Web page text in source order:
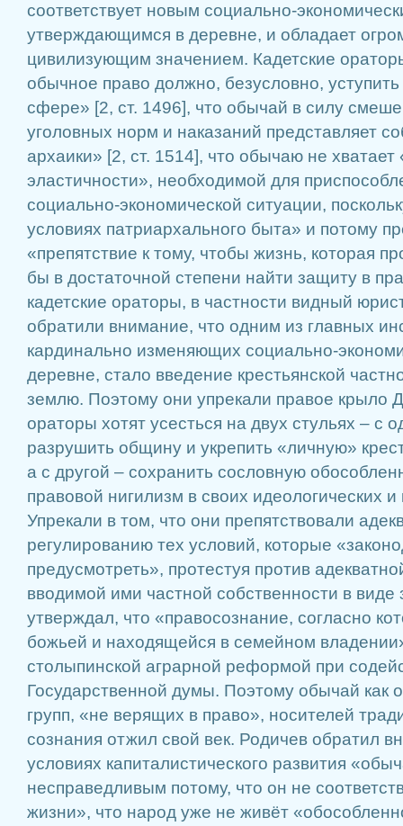
соответствует новым социально-
утверждающимся в деревне, и обладает
цивилизующим значением. Кадетские
обычное право должно, безусловно,
сфере» [2, ст. 1496], что обычай в силу
уголовных норм и наказаний представляет
архаики» [2, ст. 1514], что обычаю не хватает
эластичности», необходимой для
социально-экономической ситуации,
условиях патриархального быта» и потому
«препятствие к тому, чтобы жизнь, которая
бы в достаточной степени найти защиту в
кадетские ораторы, в частности видный
обратили внимание, что одним из главных
кардинально изменяющих социально-
деревне, стало введение крестьянской
землю. Поэтому они упрекали правое крыло
ораторы хотят усесться на двух стульях – с
разрушить общину и укрепить «личную»
а с другой – сохранить сословную
правовой нигилизм в своих идеологических
Упрекали в том, что они препятствовали
регулированию тех условий, которые
предусмотреть», протестуя против
вводимой ими частной собственности в
утверждал, что «правосознание, согласно
божьей и находящейся в семейном
столыпинской аграрной реформой при
Государственной думы. Поэтому обычай как
групп, «не верящих в право», носителей
сознания отжил свой век. Родичев обратил
условиях капиталистического развития
несправедливым потому, что он не
жизни», что народ уже не живёт